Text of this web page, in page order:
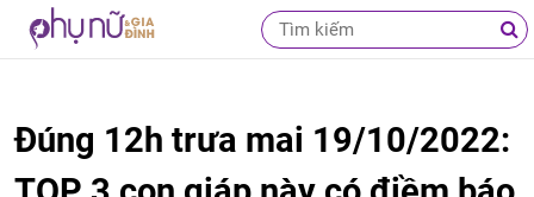
Đúng 12h trưa mai 19/10/2022: